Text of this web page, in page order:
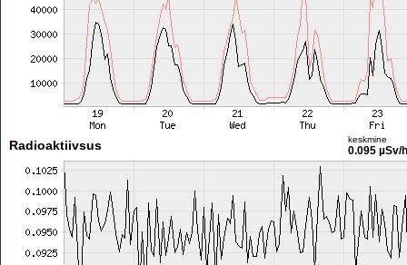
Radioaktiivsus keskmine
0.095 µSv/h